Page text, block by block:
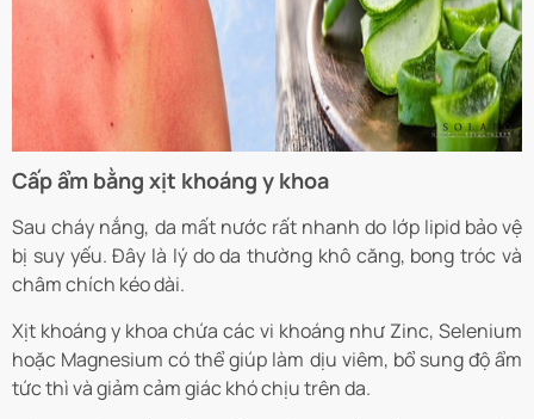
Cấp ẩm bằng xịt khoáng y khoa
Sau cháy nắng, da mất nước rất nhanh do lớp lipid bảo vệ
bị suy yếu. Đây là lý do da thường khô căng, bong tróc và
châm chích kéo dài.
Xịt khoáng y khoa chứa các vi khoáng như Zinc, Selenium
hoặc Magnesium có thể giúp làm dịu viêm, bổ sung độ ẩm
tức thì và giảm cảm giác khó chịu trên da.